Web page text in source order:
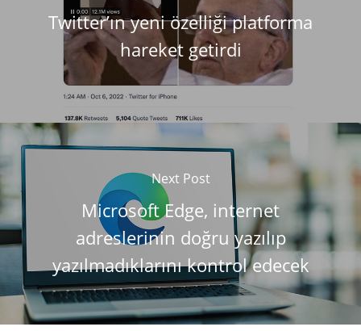
Twitter’ın yeni özelliği platforma
hareket getirdi
Next Post
Microsoft Edge, internet
adreslerinin doğru yazılıp
yazılmadıklarını kontrol edecek